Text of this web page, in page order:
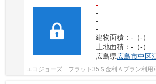
-
-
-
-
建物面積：-（-）
土地面積：-（-）
広島県広島市中区
エコジョーズ フラット35Ｓ金利Ａプラン利